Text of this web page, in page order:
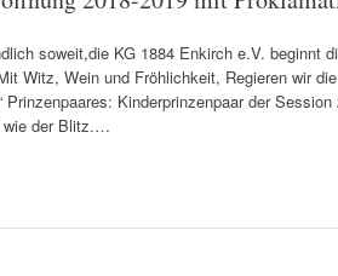
soweit,die KG 1884 Enkirch e.V. beginnt
Witz, Wein und Fröhlichkeit, Regieren wir
Prinzenpaares: Kinderprinzenpaar der
wie der Blitz.…